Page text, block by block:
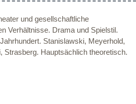
und gesellschaftliche
Verhältnisse. Drama und Spielstil.
Stanislawski, Meyerhold,
Strasberg. Hauptsächlich theoretisch.